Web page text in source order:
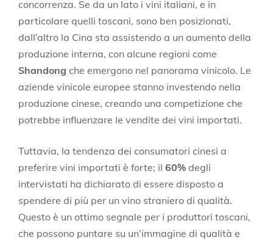
concorrenza. Se da un lato i vini italiani, e in
particolare quelli toscani, sono ben posizionati,
dall’altro la Cina sta assistendo a un aumento della
produzione interna, con alcune regioni come
Shandong che emergono nel panorama vinicolo. Le
aziende vinicole europee stanno investendo nella
produzione cinese, creando una competizione che
potrebbe influenzare le vendite dei vini importati.
Tuttavia, la tendenza dei consumatori cinesi a
preferire vini importati è forte; il 60% degli
intervistati ha dichiarato di essere disposto a
spendere di più per un vino straniero di qualità.
Questo è un ottimo segnale per i produttori toscani,
che possono puntare su un’immagine di qualità e